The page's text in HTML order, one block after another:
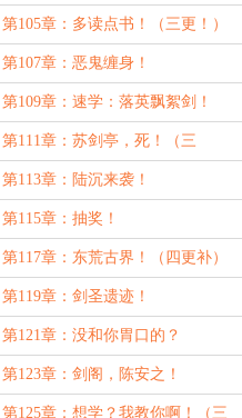
第105章：多读点书！（三更！）
第107章：恶鬼缠身！
第109章：速学：落英飘絮剑！
第111章：苏剑亭，死！（三
更！）
第113章：陆沉来袭！
第115章：抽奖！
第117章：东荒古界！（四更补）
第119章：剑圣遗迹！
第121章：没和你胃口的？
第123章：剑阁，陈安之！
第125章：想学？我教你啊！（三